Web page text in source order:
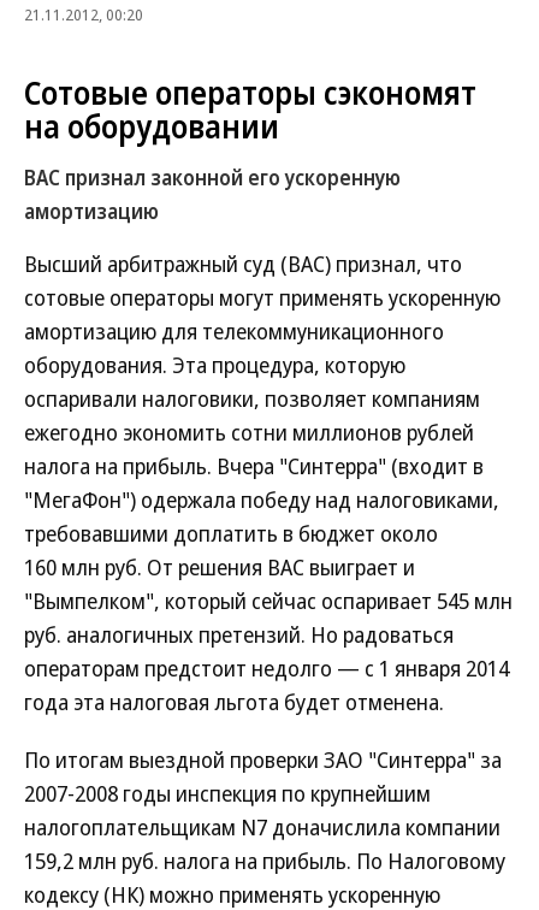
21.11.2012, 00:20
Сотовые операторы сэкономят
на оборудовании
ВАС признал законной его ускоренную
амортизацию
Высший арбитражный суд (ВАС) признал, что
сотовые операторы могут применять ускоренную
амортизацию для телекоммуникационного
оборудования. Эта процедура, которую
оспаривали налоговики, позволяет компаниям
ежегодно экономить сотни миллионов рублей
налога на прибыль. Вчера "Синтерра" (входит в
"МегаФон") одержала победу над налоговиками,
требовавшими доплатить в бюджет около
160 млн руб. От решения ВАС выиграет и
"Вымпелком", который сейчас оспаривает 545 млн
руб. аналогичных претензий. Но радоваться
операторам предстоит недолго — с 1 января 2014
года эта налоговая льгота будет отменена.
По итогам выездной проверки ЗАО "Синтерра" за
2007-2008 годы инспекция по крупнейшим
налогоплательщикам N7 доначислила компании
159,2 млн руб. налога на прибыль. По Налоговому
кодексу (НК) можно применять ускоренную